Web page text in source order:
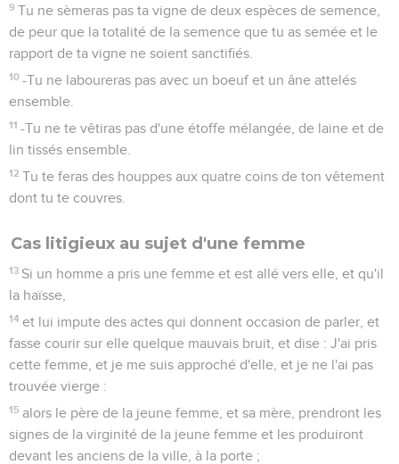
9 Tu ne sèmeras pas ta vigne de deux espèces de semence,
de peur que la totalité de la semence que tu as semée et le
rapport de ta vigne ne soient sanctifiés.
10 -Tu ne laboureras pas avec un boeuf et un âne attelés
ensemble.
11 -Tu ne te vêtiras pas d'une étoffe mélangée, de laine et de
lin tissés ensemble.
12 Tu te feras des houppes aux quatre coins de ton vêtement
dont tu te couvres.
Cas litigieux au sujet d'une femme
13 Si un homme a pris une femme et est allé vers elle, et qu'il
la haïsse,
14 et lui impute des actes qui donnent occasion de parler, et
fasse courir sur elle quelque mauvais bruit, et dise : J'ai pris
cette femme, et je me suis approché d'elle, et je ne l'ai pas
trouvée vierge :
15 alors le père de la jeune femme, et sa mère, prendront les
signes de la virginité de la jeune femme et les produiront
devant les anciens de la ville, à la porte ;